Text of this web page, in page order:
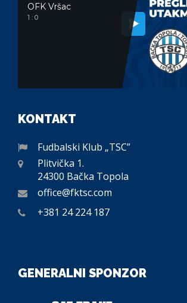
OFK Vršac
1 : 0
KONTAKT
Fudbalski Klub „TSC”
Plitvička 1.
24300 Bačka Topola
office@fktsc.com
+381 24 224 187
GENERALNI SPONZOR